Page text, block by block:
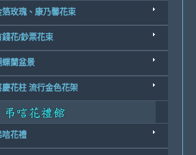
箔玫瑰、康乃馨花束
錢花/鈔票花束
蝶蘭盆景
慶花柱 流行金色花架
唁花禮